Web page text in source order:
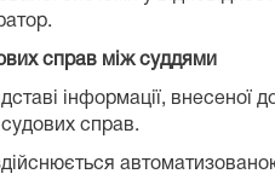
справ між суддями
інформації,
справ.